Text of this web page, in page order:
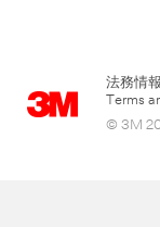
法務情報
Terms
© 3M